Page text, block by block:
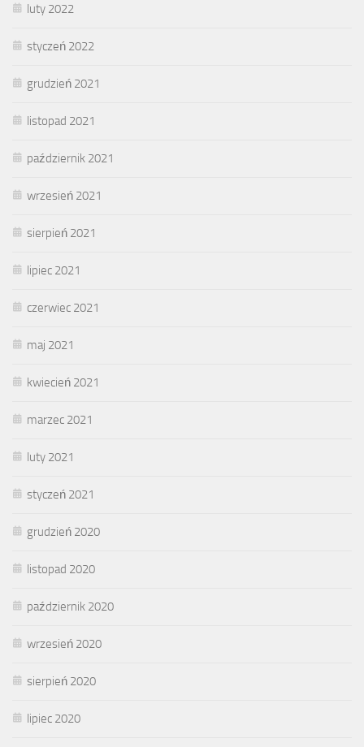
luty 2022
styczeń 2022
grudzień 2021
listopad 2021
październik 2021
wrzesień 2021
sierpień 2021
lipiec 2021
czerwiec 2021
maj 2021
kwiecień 2021
marzec 2021
luty 2021
styczeń 2021
grudzień 2020
listopad 2020
październik 2020
wrzesień 2020
sierpień 2020
lipiec 2020